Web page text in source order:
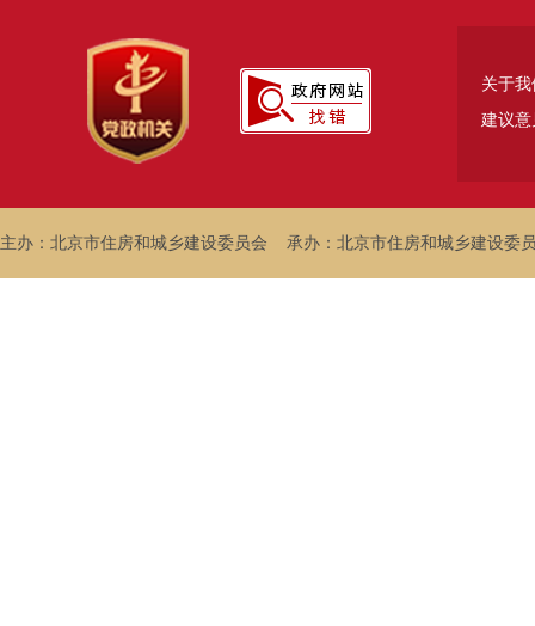
关于我
建议意
主办：北京市住房和城乡建设委员会 承办：北京市住房和城乡建设委